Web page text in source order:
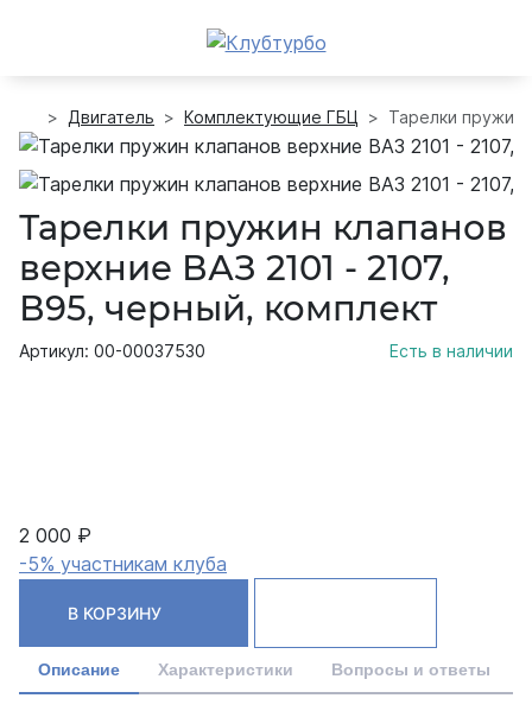
Двигатель Комплектующие ГБЦ Тарелки пружин
Тарелки пружин клапанов
верхние ВАЗ 2101 - 2107,
В95, черный, комплект
Артикул: 00-00037530 Есть в наличии
2 000 ₽
-5% участникам клуба
В КОРЗИНУ
Описание Характеристики Вопросы и ответы